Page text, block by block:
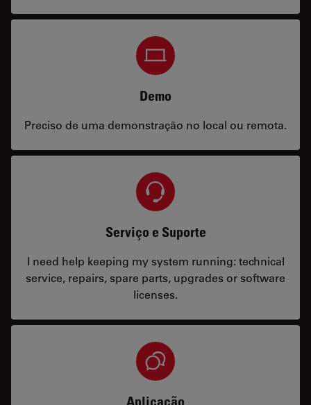
Demo
Preciso de uma demonstração no local ou remota.
Serviço e Suporte
I need help keeping my system running: technical
service, repairs, spare parts, upgrades or software
licenses.
Aplicação